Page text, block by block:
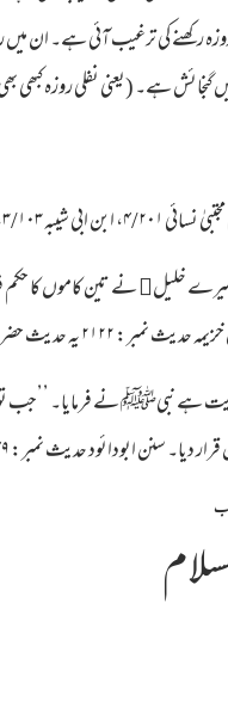
گنجائش ہے۔ (یعنی نفلی روزہ کبھی
نمبر: ۲۴۴۹ نسائی : ۴/۲۲۴، ۲۲۵ میں حضرت قتادہ یہ حدیث مروی ہے۔